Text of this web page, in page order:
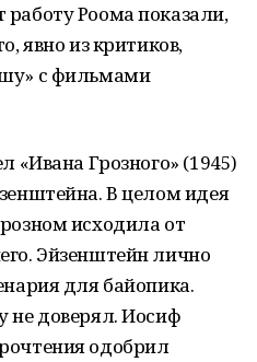
Роома показали,
явно из критиков,
с фильмами
«Ивана Грозного» (1945)
В целом идея
исходила от
Эйзенштейн лично
для байопика.
не доверял. Иосиф
одобрил